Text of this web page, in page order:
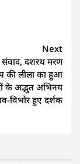
Next
संवाद, दशरथ मरण
की लीला का हुआ
के अद्भुत अभिनय
विभोर हुए दर्शक